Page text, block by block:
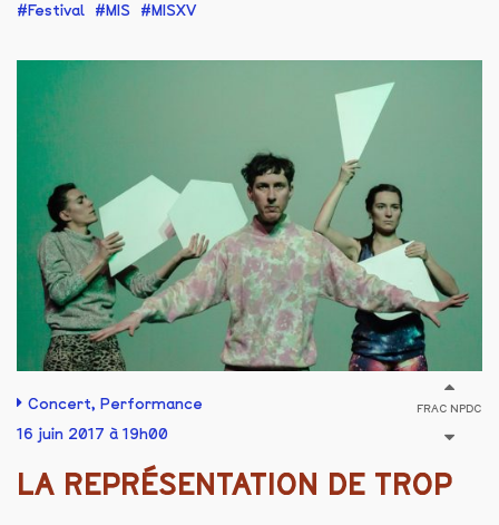
Festival
MIS MISXV
Concert, Performance
16 juin 2017 à 19h00
FRAC NPDC
LA REPRÉSENTATION DE TROP